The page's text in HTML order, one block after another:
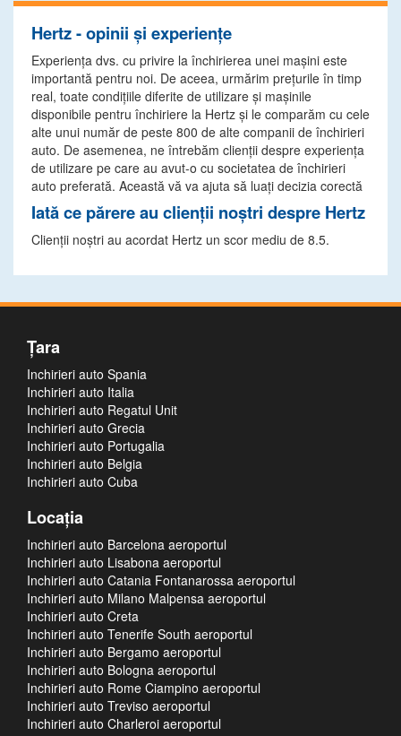
Hertz - opinii și experiențe
Experiența dvs. cu privire la închirierea unei mașini este
importantă pentru noi. De aceea, urmărim prețurile în timp
real, toate condițiile diferite de utilizare și mașinile
disponibile pentru închiriere la Hertz și le comparăm cu cele
alte unui număr de peste 800 de alte companii de închirieri
auto. De asemenea, ne întrebăm clienții despre experiența
de utilizare pe care au avut-o cu societatea de închirieri
auto preferată. Această vă va ajuta să luați decizia corectă
Iată ce părere au clienții noștri despre Hertz
Clienții noștri au acordat Hertz un scor mediu de 8.5.
Ţara
Inchirieri auto Spania
Inchirieri auto Italia
Inchirieri auto Regatul Unit
Inchirieri auto Grecia
Inchirieri auto Portugalia
Inchirieri auto Belgia
Inchirieri auto Cuba
Locaţia
Inchirieri auto Barcelona aeroportul
Inchirieri auto Lisabona aeroportul
Inchirieri auto Catania Fontanarossa aeroportul
Inchirieri auto Milano Malpensa aeroportul
Inchirieri auto Creta
Inchirieri auto Tenerife South aeroportul
Inchirieri auto Bergamo aeroportul
Inchirieri auto Bologna aeroportul
Inchirieri auto Rome Ciampino aeroportul
Inchirieri auto Treviso aeroportul
Inchirieri auto Charleroi aeroportul